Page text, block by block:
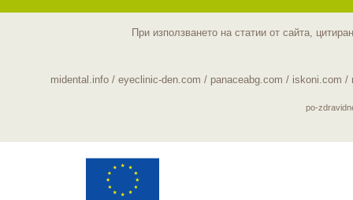
При използването на статии от сайта,
midental.info/ eyeclinic-den.com / panaceabg.com / iskoni.com /
po-